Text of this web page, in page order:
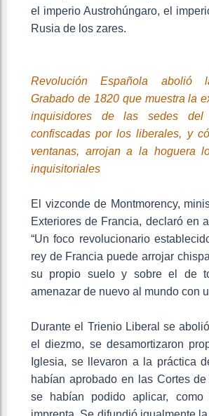
el imperio Austrohúngaro, el
Rusia de los zares.
Revolución Española abolió
Grabado de 1820 que muestra la
inquisidores de las sedes del
confiscadas por los liberales, y
ventanas, arrojan a la hoguera
inquisitoriales
El vizconde de Montmorency,
Exteriores de Francia, declaró en
“Un foco revolucionario
rey de Francia puede arrojar
su propio suelo y sobre el de
amenazar de nuevo al mundo con
Durante el Trienio Liberal se
el diezmo, se desamortizaron
Iglesia, se llevaron a la práctica
habían aprobado en las Cortes
se habían podido aplicar,